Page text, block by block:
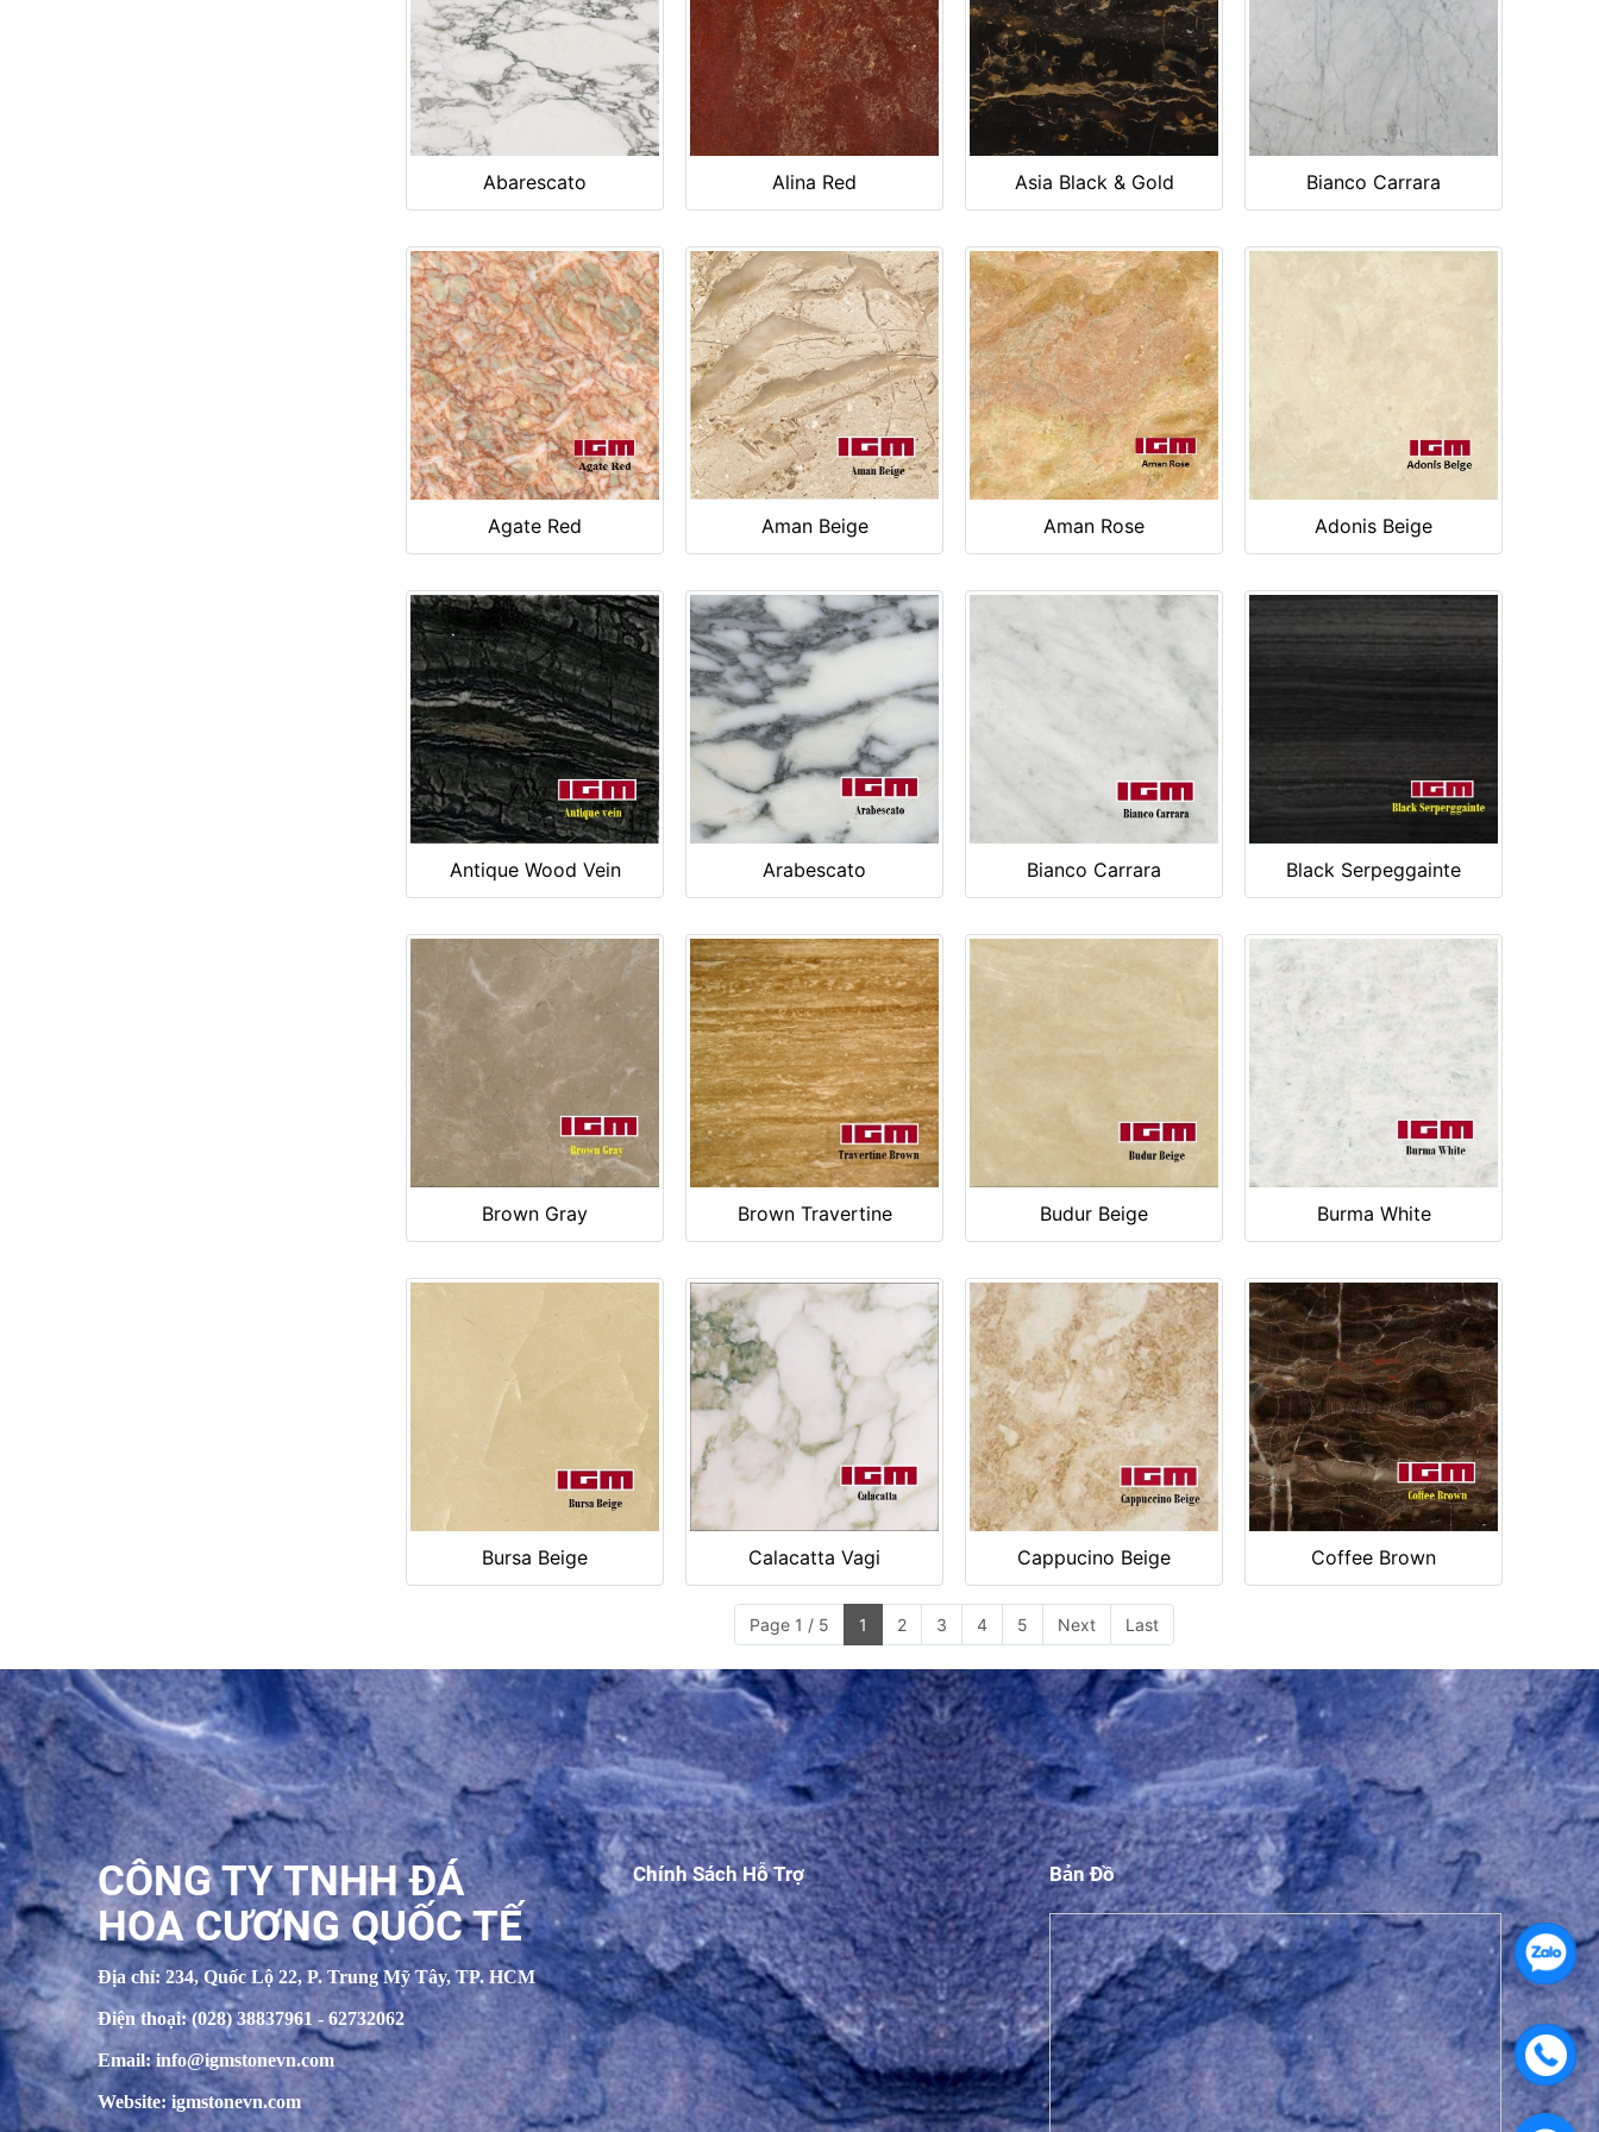
Abarescato Alina Red Asia Black & Gold Bianco Carrara
Agate Red Aman Beige Aman Rose Adonis Beige
Antique Wood Vein Arabescato Bianco Carrara Black Serpeggainte
Brown Gray Brown Travertine Budur Beige Burma White
Bursa Beige Calacatta Vagi Cappucino Beige Coffee Brown
Page 1 / 5 1 2 3 4 5 Next Last
CÔNG TY TNHH ĐÁ
HOA CƯƠNG QUỐC TẾ
Địa chỉ: 234, Quốc Lộ 22, P. Trung Mỹ Tây, TP. HCM
Điện thoại: (028) 38837961 - 62732062
Email: info@igmstonevn.com
Website: igmstonevn.com
Chính Sách Hỗ Trợ Bản Đồ